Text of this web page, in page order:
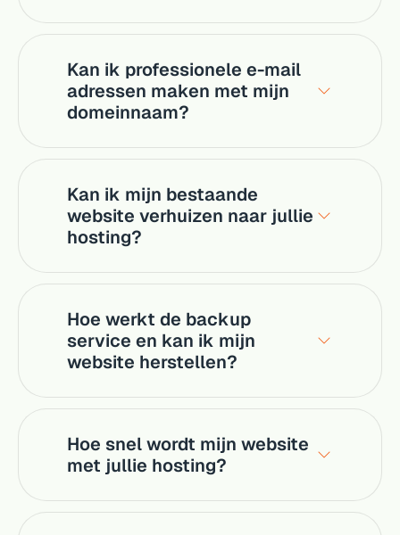
Kan ik professionele e-mail
adressen maken met mijn
domeinnaam?
Kan ik mijn bestaande
website verhuizen naar jullie
hosting?
Hoe werkt de backup
service en kan ik mijn
website herstellen?
Hoe snel wordt mijn website
met jullie hosting?